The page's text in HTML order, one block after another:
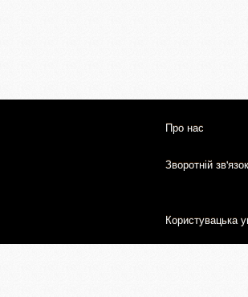
Про нас
Зворотній зв'язок
Користувацька